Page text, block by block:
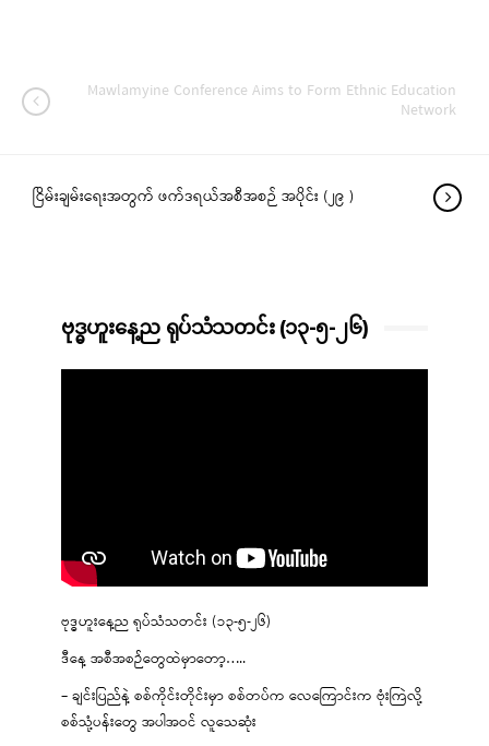
Mawlamyine Conference Aims to Form Ethnic Education
Network
ငြိမ်းချမ်းရေးအတွက် ဖက်ဒရယ်အစီအစဉ် အပိုင်း (၂၉ )
ဗုဒ္ဓဟူးနေ့ည ရုပ်သံသတင်း (၁၃-၅-၂၆)
ဗုဒ္ဓဟူးနေ့ည ရုပ်သံသတင်း (၁၃-၅-၂၆)
ဒီနေ့ အစီအစဉ်တွေထဲမှာတော့…..
– ချင်းပြည်နဲ့ စစ်ကိုင်းတိုင်းမှာ စစ်တပ်က လေကြောင်းက ဗုံးကြဲလို့
စစ်သုံ့ပန်းတွေ အပါအဝင် လူသေဆုံး